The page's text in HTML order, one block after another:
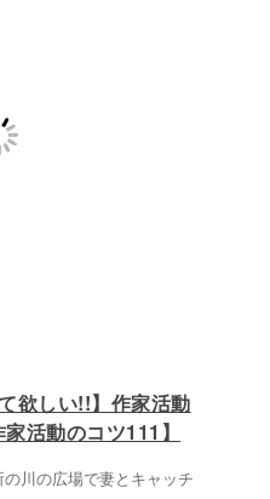
欲しい!!】作家活動
活動のコツ111】
川の広場で妻とキャッチ